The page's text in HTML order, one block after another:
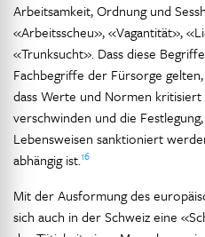
Arbeitsamkeit, Ordnung und
«Arbeitsscheu», «Vagantität»,
«Trunksucht». Dass diese
Fachbegriffe der Fürsorge
dass Werte und Normen
verschwinden und die
Lebensweisen sanktioniert
abhängig ist.16
Mit der Ausformung des
sich auch in der Schweiz eine